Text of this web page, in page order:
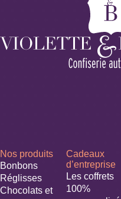
Nos produits
Bonbons
Réglisses
Chocolats et
Cadeaux
d’entreprise
Les coffrets
100%